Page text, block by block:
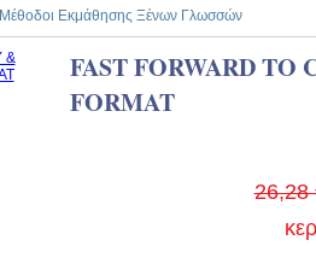
Μέθοδοι Εκμάθησης Ξένων Γλωσσών
FAST FORWARD TO
FORMAT
26,28